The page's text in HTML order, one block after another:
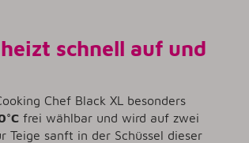
schnell auf und
Chef Black XL besonders
frei wählbar und wird auf zwei
Teige sanft in der Schüssel dieser